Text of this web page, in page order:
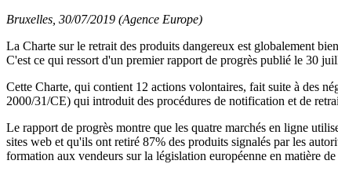
Bruxelles, 30/07/2019 (Agence Europe)
La Charte sur le retrait des produits dangereux est globalement
C'est ce qui ressort d'un premier rapport de progrès publié le 30
Cette Charte, qui contient 12 actions volontaires, fait suite à des
2000/31/CE) qui introduit des procédures de notification et de
Le rapport de progrès montre que les quatre marchés en ligne
sites web et qu'ils ont retiré 87% des produits signalés par les
formation aux vendeurs sur la législation européenne en matière